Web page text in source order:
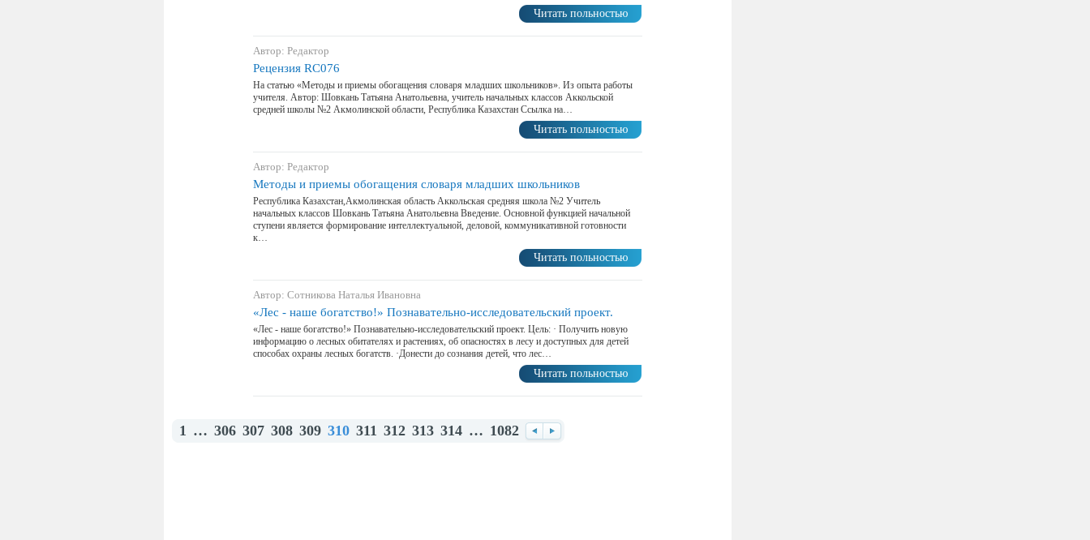
Читать польностью
Автор: Редактор
Рецензия RC076
На статью «Методы и приемы обогащения словаря младших школьников». Из опыта работы
учителя. Автор: Шовкань Татьяна Анатольевна, учитель начальных классов Аккольской
средней школы №2 Акмолинской области, Республика Казахстан Ссылка на…
Читать польностью
Автор: Редактор
Методы и приемы обогащения словаря младших школьников
Республика Казахстан,Акмолинская область Аккольская средняя школа №2 Учитель
начальных классов Шовкань Татьяна Анатольевна Введение. Основной функцией начальной
ступени является формирование интеллектуальной, деловой, коммуникативной готовности
к…
Читать польностью
Автор: Сотникова Наталья Ивановна
«Лес - наше богатство!» Познавательно-исследовательский проект.
«Лес - наше богатство!» Познавательно-исследовательский проект. Цель: · Получить новую
информацию о лесных обитателях и растениях, об опасностях в лесу и доступных для детей
способах охраны лесных богатств. ·Донести до сознания детей, что лес…
Читать польностью
1 … 306 307 308 309 310 311 312 313 314 … 1082